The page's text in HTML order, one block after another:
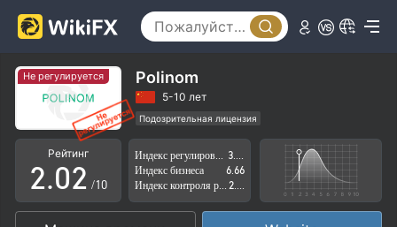
Не регулируется Polinom
5-10 лет
Подозрительная лицензия
Регион деятельности подозрителен
Высокие потенциальные риски
Рейтинг
0
1
2
3
.0
1
0
1
2
3
/10
Индекс бизнеса
6.66